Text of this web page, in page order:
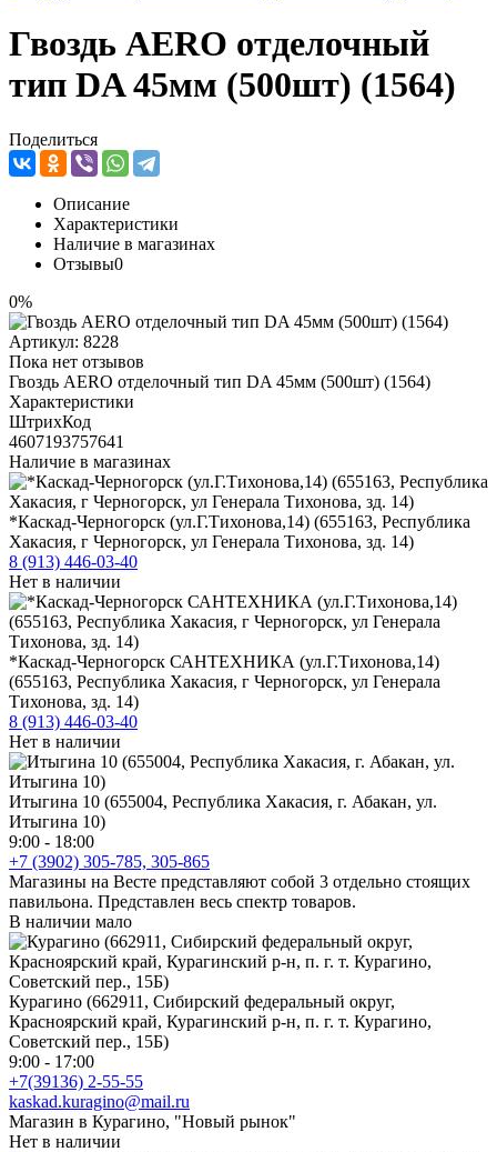
Гвоздь AERO отделочный
тип DA 45мм (500шт) (1564)
Поделиться
Описание
Характеристики
Наличие в магазинах
Отзывы0
0%
Артикул: 8228
Пока нет отзывов
Гвоздь AERO отделочный тип DA 45мм (500шт) (1564)
Характеристики
ШтрихКод
4607193757641
Наличие в магазинах
*Каскад-Черногорск (ул.Г.Тихонова,14) (655163, Республика
Хакасия, г Черногорск, ул Генерала Тихонова, зд. 14)
8 (913) 446-03-40
Нет в наличии
*Каскад-Черногорск САНТЕХНИКА (ул.Г.Тихонова,14)
(655163, Республика Хакасия, г Черногорск, ул Генерала
Тихонова, зд. 14)
8 (913) 446-03-40
Нет в наличии
Итыгина 10 (655004, Республика Хакасия, г. Абакан, ул.
Итыгина 10)
9:00 - 18:00
+7 (3902) 305-785, 305-865
Магазины на Весте представляют собой 3 отдельно стоящих
павильона. Представлен весь спектр товаров.
В наличии мало
Курагино (662911, Сибирский федеральный округ,
Красноярский край, Курагинский р-н, п. г. т. Курагино,
Советский пер., 15Б)
9:00 - 17:00
+7(39136) 2-55-55
kaskad.kuragino@mail.ru
Магазин в Курагино, "Новый рынок"
Нет в наличии